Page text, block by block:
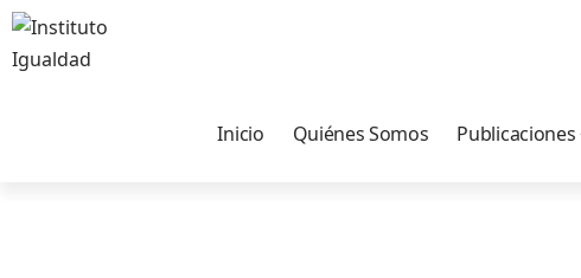
Inicio Quiénes Somos Publicaciones